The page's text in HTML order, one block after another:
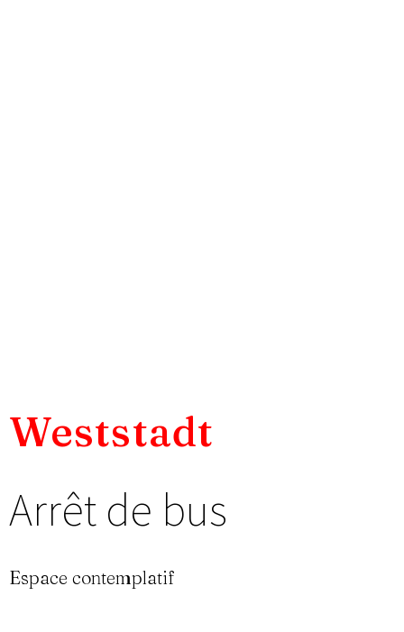
Weststadt
Arrêt de bus
Espace contemplatif